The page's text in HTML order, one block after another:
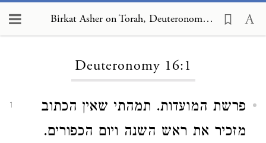
Birkat Asher on Torah, Deuteronomy 16:1
Deuteronomy 16:1
1
פרשת המועדות. תמהתי שאין הכתוב
מזכיר את ראש השנה ויום הכפורים.